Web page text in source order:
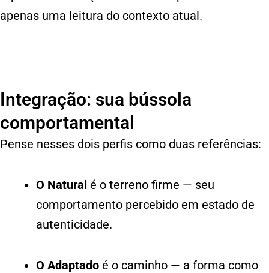
apenas uma leitura do contexto atual.
Integração: sua bússola
comportamental
Pense nesses dois perfis como duas referências:
O Natural é o terreno firme — seu
comportamento percebido em estado de
autenticidade.
O Adaptado é o caminho — a forma como